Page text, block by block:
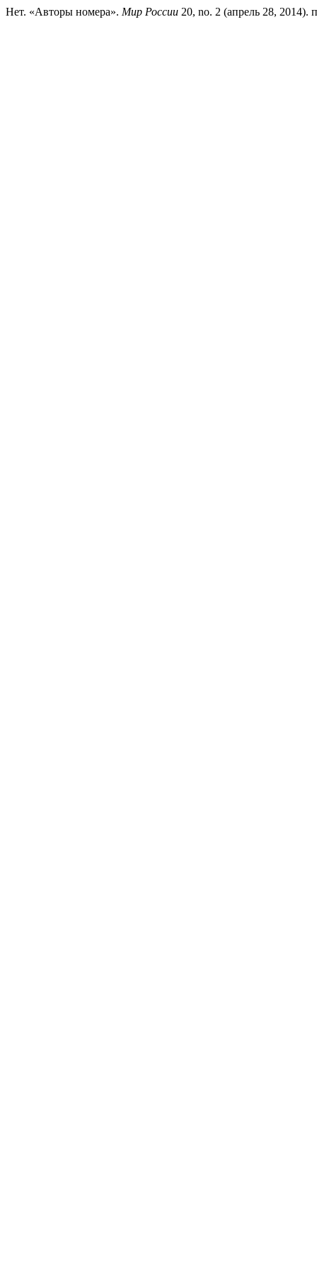
Нет. «Авторы номера». Мир России 20, no. 2 (апрель 28, 2014).